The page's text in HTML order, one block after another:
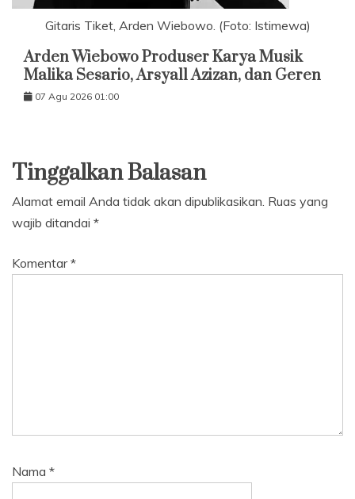
Gitaris Tiket, Arden Wiebowo. (Foto: Istimewa)
Arden Wiebowo Produser Karya Musik
Malika Sesario, Arsyall Azizan, dan Geren
07 Agu 2026 01:00
Tinggalkan Balasan
Alamat email Anda tidak akan dipublikasikan. Ruas yang
wajib ditandai *
Komentar*
Nama *